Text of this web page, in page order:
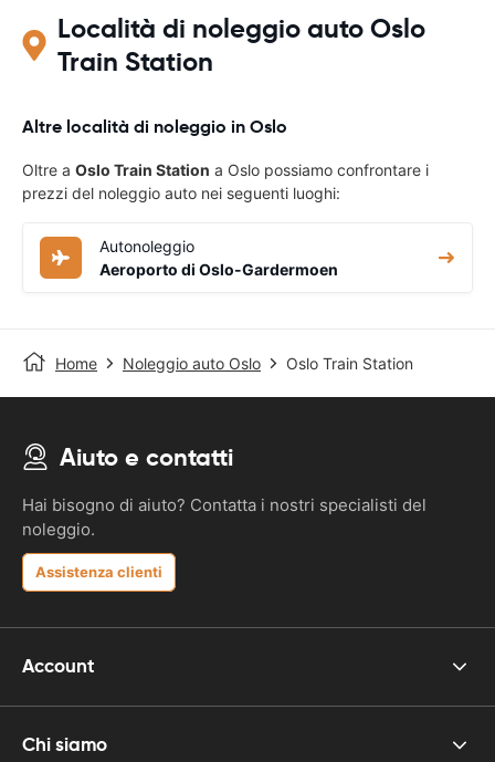
Località di noleggio auto Oslo
Train Station
Altre località di noleggio in Oslo
Oltre a Oslo Train Station a Oslo possiamo confrontare i
prezzi del noleggio auto nei seguenti luoghi:
Autonoleggio
Aeroporto di Oslo-Gardermoen
Home Noleggio auto Oslo Oslo Train Station
Aiuto e contatti
Hai bisogno di aiuto? Contatta i nostri specialisti del
noleggio.
Assistenza clienti
Account
Chi siamo